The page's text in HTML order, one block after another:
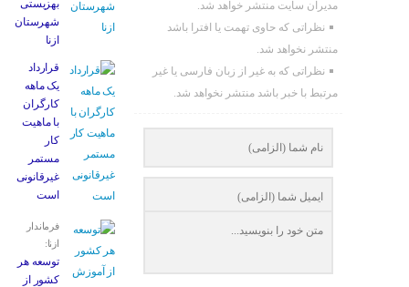
مدیران سایت منتشر خواهد شد.
نظراتی که حاوی تهمت یا افترا باشد
منتشر نخواهد شد.
نظراتی که به غیر از زبان فارسی یا غیر
مرتبط با خبر باشد منتشر نخواهد شد.
بهزیستی
شهرستان
ازنا
قرارداد
یک ماهه
کارگران
با ماهیت
کار
مستمر
غیرقانونی
است
فرماندار
ازنا:
توسعه هر
کشور از